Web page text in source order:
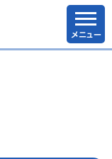
メニュー